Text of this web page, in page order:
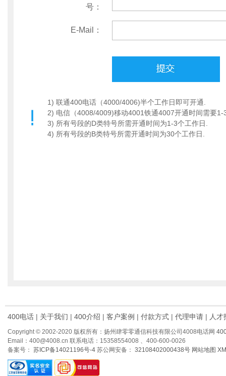
号：
E-Mail：
1) 联通400电话（4000/4006)半个工作日即可开通.
2) 电信（4008/4009)移动4001铁通4007开通时间需要1-
3) 所有号段的D类特号所需开通时间为1-3个工作日.
4) 所有号段的B类特号所需开通时间为30个工作日.
400电话 | 关于我们 | 400介绍 | 客户案例 | 付款方式 | 代理申请 | 人才
Copyright © 2002-2020 版权所有：扬州肆零零通信科技有限公司4008电话网
Email：400@4008.cn 联系电话：15358554008 、400-600-0026
备案号： 苏ICP备14021196号-4 苏公网安备： 32108402000438号 网站地图